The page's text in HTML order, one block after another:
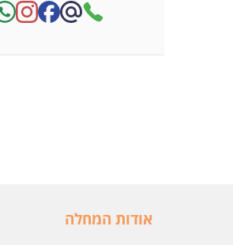
אודות המחלה